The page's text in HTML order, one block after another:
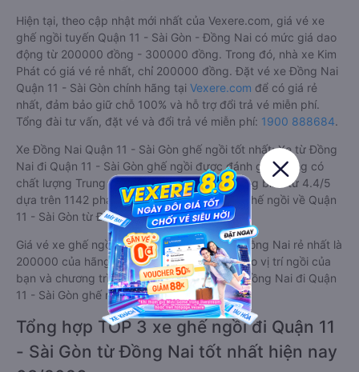
Hiện tại, theo cập nhật mới nhất của Vexere.com, giá vé xe
ghế ngồi tuyến Quận 11 - Sài Gòn - Đồng Nai có mức giá dao
động từ 200000 đồng - 300000 đồng. Trong đó, nhà xe Kim
Phát có giá vé rẻ nhất, chỉ 200000 đồng. Đặt vé xe Đồng Nai
Quận 11 - Sài Gòn chính hãng tại Vexere.com để có giá rẻ
nhất, đảm bảo giữ chỗ 100% và hỗ trợ đổi trả vé miễn phí.
Tổng đài tư vấn, đặt vé và đổi trả vé miễn phí: 1900 888684.
Xe Đồng Nai Quận 11 - Sài Gòn ghế ngồi tốt nhất: Xe từ Đồng
Nai đi Quận 11 - Sài Gòn ghế ngồi được đánh giá chung có
chất lượng Trung bình với điểm đánh giá trung bình từ 4.4/5
dựa trên 1142 phản hồi của hành khách Xe ghế ngồi về Quận
11 - Sài Gòn từ Đồng Nai.
Giá vé xe ghế ngồi đi Quận 11 - Sài Gòn từ Đồng Nai rẻ nhất là
200000 của hãng xe Kim Phát. Tùy thuộc vào vị trí ngồi của
bạn và chương trình khuyến mãi, giá vé Xe Đồng Nai đi Quận
11 - Sài Gòn ghế ngồi này có thể sẽ rẻ hơn
Tổng hợp TOP 3 xe ghế ngồi đi Quận 11
- Sài Gòn từ Đồng Nai tốt nhất hiện nay